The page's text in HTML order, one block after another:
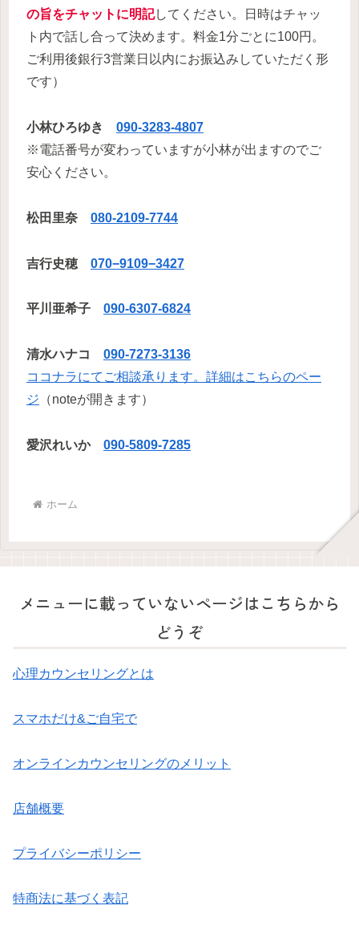
の旨をチャットに明記してください。日時はチャッ
ト内で話し合って決めます。料金1分ごとに100円。
ご利用後銀行3営業日以内にお振込みしていただく形
です）
小林ひろゆき 090-3283-4807
※電話番号が変わっていますが小林が出ますのでご
安心ください。
松田里奈 080-2109-7744
吉行史穂 070−9109−3427
平川亜希子 090-6307-6824
清水ハナコ
090-7273-3136
ココナラにてご相談承ります。詳細はこちらのペー
ジ （noteが開きます）
愛沢れいか 090-5809-7285
ホーム
メニューに載っていないページはこちらから
どうぞ
心理カウンセリングとは
スマホだけ&ご自宅で
オンラインカウンセリングのメリット
店舗概要
プライバシーポリシー
特商法に基づく表記